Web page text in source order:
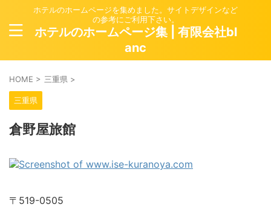
ホテルのホームページを集めました。サイトデザインなど
の参考にご利用下さい。
ホテルのホームページ集 | 有限会社bl
anc
HOME > 三重県 >
三重県
倉野屋旅館
〒519-0505